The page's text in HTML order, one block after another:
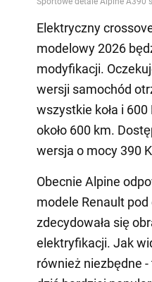
Elektryczny
modelowy 2026
modyfikacji.
wersji samochód
wszystkie koła i
około 600 km.
wersja o mocy 390
Obecnie Alpine
modele Renault
zdecydowała się
elektryfikacji. Jak
również niezbędne